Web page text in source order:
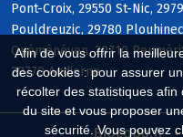
Afin de vous offrir la
des cookies : pour assurer
récolter des statistiques
du site et vous proposer
sécurité. Vous pouvez
Pont-Croix, 29550 St-Nic,
Pouldreuzic, 29780
Quéménéven, 29710
29770 Audierne
Biocoop.fr